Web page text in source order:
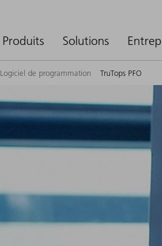
Produits Solutions
Logiciel de programmation TruTops PFO